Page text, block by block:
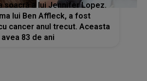
soacră a lui Jennifer Lopez.
lui Ben Affleck, a fost
cancer anul trecut. Aceasta
avea 83 de ani